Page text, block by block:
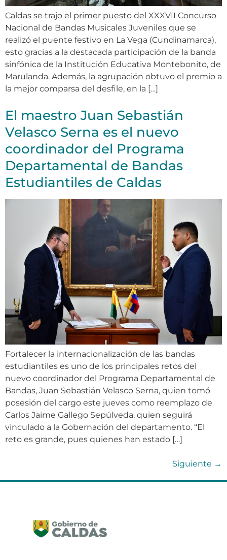
Caldas se trajo el primer puesto del XXXVII Concurso
Nacional de Bandas Musicales Juveniles que se
realizó el puente festivo en La Vega (Cundinamarca),
esto gracias a la destacada participación de la banda
sinfónica de la Institución Educativa Montebonito, de
Marulanda. Además, la agrupación obtuvo el premio a
la mejor comparsa del desfile, en la […]
El maestro Juan Sebastián
Velasco Serna es el nuevo
coordinador del Programa
Departamental de Bandas
Estudiantiles de Caldas
Fortalecer la internacionalización de las bandas
estudiantiles es uno de los principales retos del
nuevo coordinador del Programa Departamental de
Bandas, Juan Sebastián Velasco Serna, quien tomó
posesión del cargo este jueves como reemplazo de
Carlos Jaime Gallego Sepúlveda, quien seguirá
vinculado a la Gobernación del departamento. “El
reto es grande, pues quienes han estado […]
Siguiente →